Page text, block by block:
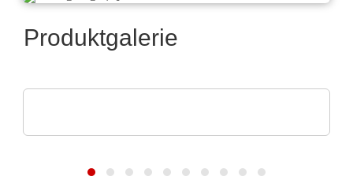
Produktgalerie